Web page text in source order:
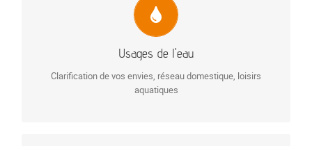
Usages de l'eau
Clarification de vos envies, réseau domestique, loisirs
aquatiques
Réseau domestique
Bassins et espaces aquatiques
Arrosage automatique
Irrigation
En savoir plus…